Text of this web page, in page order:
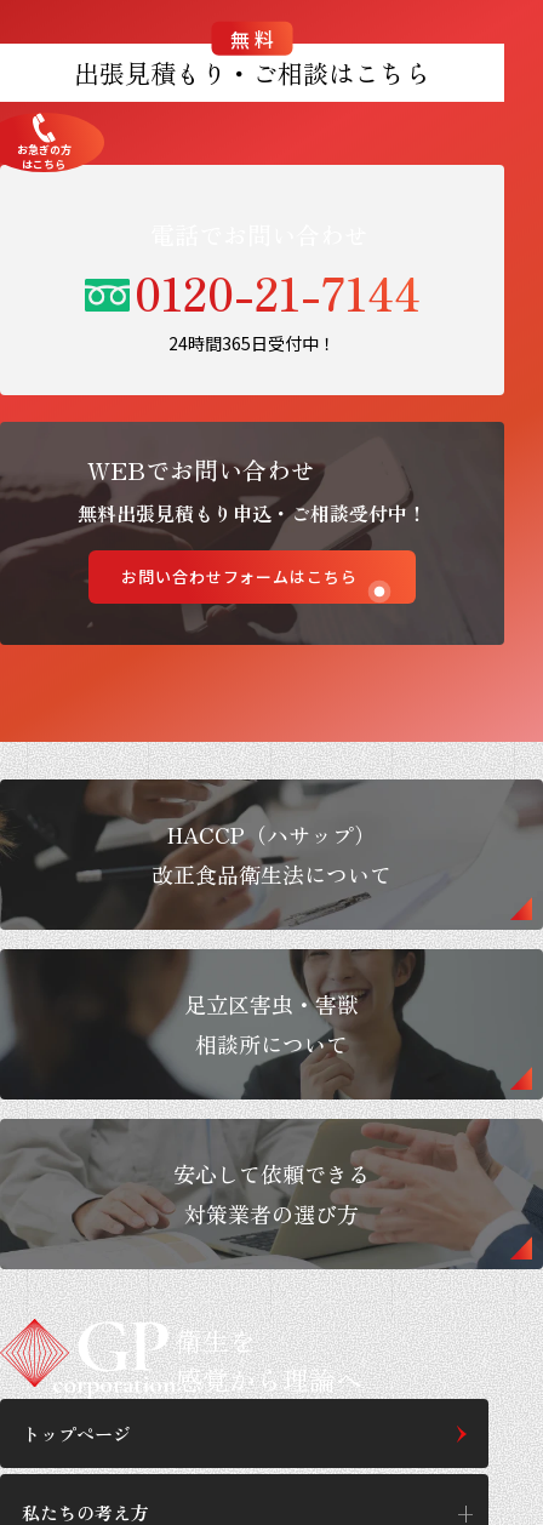
無料
出張見積もり・ご相談はこちら
お急ぎの方
はこちら
0120-21-7144
24時間365日受付中！
WEBでお問い合わせ
無料出張見積もり申込・ご相談受付中！
お問い合わせフォームはこちら
HACCP（ハサップ）
改正食品衛生法について
足立区害虫・害獣
相談所について
安心して依頼できる
対策業者の選び方
衛生を
感覚から理論へ
トップページ
私たちの考え方